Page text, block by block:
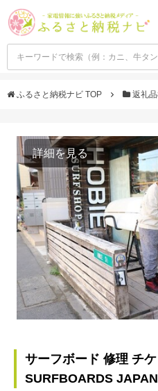
ふるさと納税ナビ TOP 返礼
詳細を見る
サーフボード 修理 チ
SURFBOARDS JAPAN